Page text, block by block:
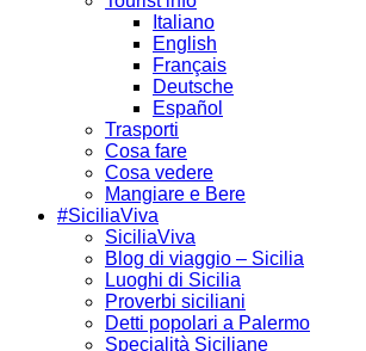
Italiano
English
Français
Deutsche
Español
Trasporti
Cosa fare
Cosa vedere
Mangiare e Bere
#SiciliaViva
SiciliaViva
Blog di viaggio – Sicilia
Luoghi di Sicilia
Proverbi siciliani
Detti popolari a Palermo
Specialità Siciliane